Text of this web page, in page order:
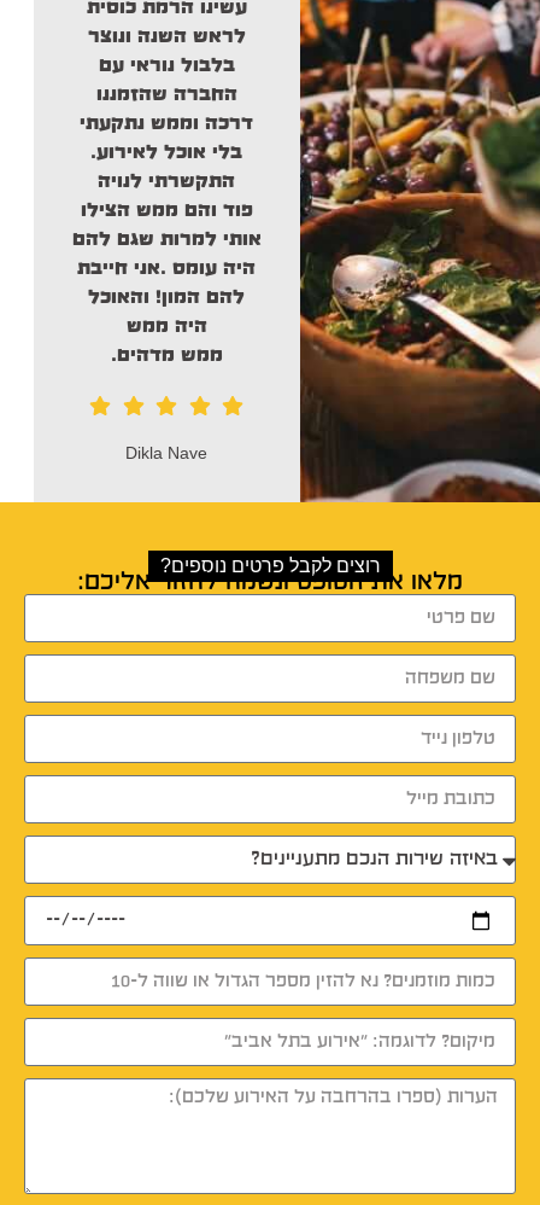
אוכל מהלב, סושי
מספר אחד בארץ
חברים ממליץ בחום .
איתי דניאל
עשינו הרמת כוסית
לראש השנה ונוצר
בלבול נוראי עם
החברה שהזמננו
דרכה וממש נתקעתי
בלי אוכל לאירוע.
התקשרתי לנויה
פוד והם ממשהצילו
אותי למרות שגם להם
היה עומס .אני חייבת
להם המון! והאוכל
היה ממש
ממש מדהים.
Dikla Nave
רוצים לקבל פרטים נוספים?
מלאו את הטופס ונשמח לחזור אליכם: